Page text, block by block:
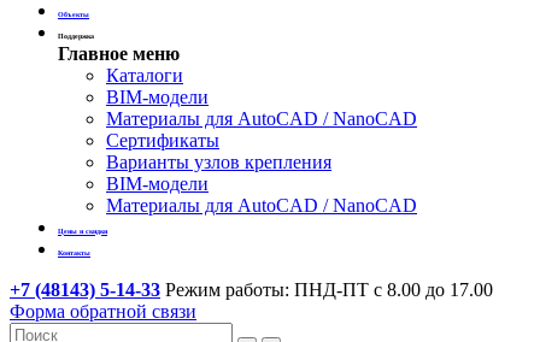
Объекты
Поддержка
Главное меню
Каталоги
BIM-модели
Материалы для AutoCAD / NanoCAD
Сертификаты
Варианты узлов крепления
BIM-модели
Материалы для AutoCAD / NanoCAD
Цены и скидки
Контакты
+7 (48143) 5-14-33 Режим работы: ПНД-ПТ с 8.00 до 17.00
Форма обратной связи